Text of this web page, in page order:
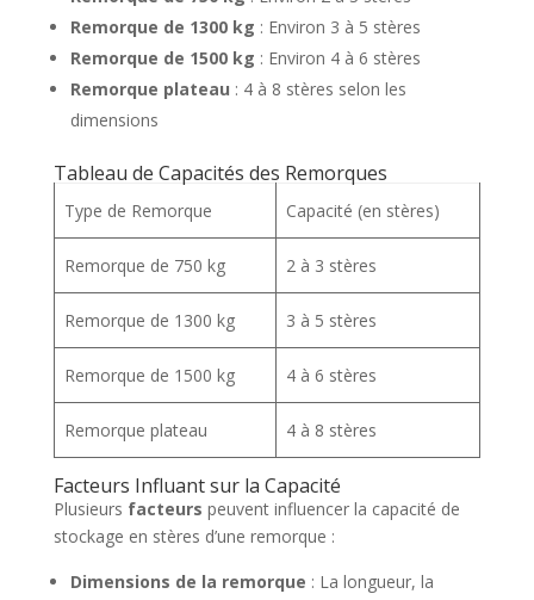
Remorque de 1300 kg : Environ 3 à 5 stères
Remorque de 1500 kg : Environ 4 à 6 stères
Remorque plateau : 4 à 8 stères selon les
dimensions
Tableau de Capacités des Remorques
Type de Remorque Capacité (en stères)
Remorque de 750 kg 2 à 3 stères
Remorque de 1300 kg 3 à 5 stères
Remorque de 1500 kg 4 à 6 stères
Remorque plateau 4 à 8 stères
Facteurs Influant sur la Capacité
Plusieurs facteurs peuvent influencer la capacité de
stockage en stères d’une remorque :
Dimensions de la remorque : La longueur, la